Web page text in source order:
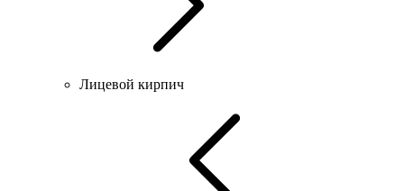
Лицевой кирпич